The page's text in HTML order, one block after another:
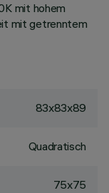
mit hohem
mit getrenntem
83x83x89
Quadratisch
75x75